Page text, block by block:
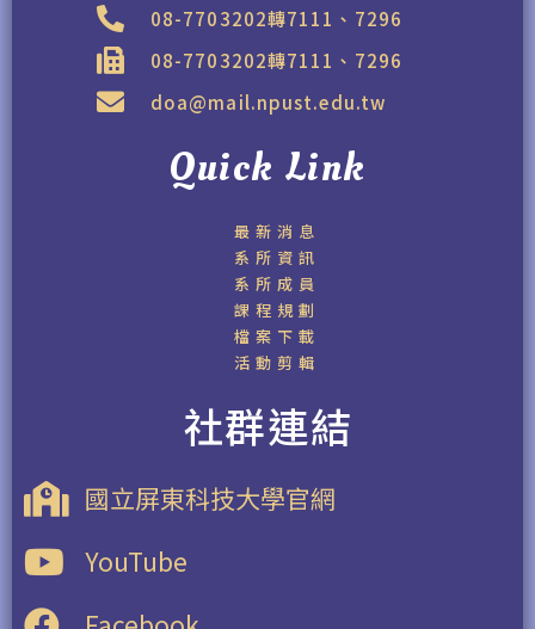
08-7703202轉7111、7296
08-7703202轉7111、7296
doa@mail.npust.edu.tw
Quick Link
最新消息
系所資訊
系所成員
課程規劃
檔案下載
活動剪輯
社群連結
國立屏東科技大學官網
YouTube